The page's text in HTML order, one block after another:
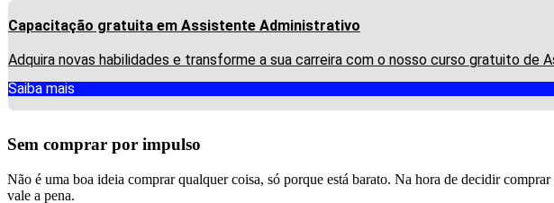
Capacitação gratuita em Assistente Administrativo
Adquira novas habilidades e transforme a sua carreira com o nosso curso gratuito
Saiba mais
Sem comprar por impulso
Não é uma boa ideia comprar qualquer coisa, só porque está barato. Na hora de decidir
vale a pena.